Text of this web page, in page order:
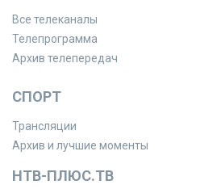
Все телеканалы
Телепрограмма
Архив телепередач
СПОРТ
Трансляции
Архив и лучшие моменты
НТВ-ПЛЮС.ТВ